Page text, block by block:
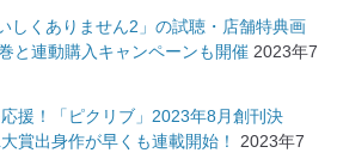
しくありません2」の試聴・店舗特典画
と連動購入キャンペーンも開催 2023年7
援！「ピクリブ」2023年8月創刊決
賞出身作が早くも連載開始！
2023年7